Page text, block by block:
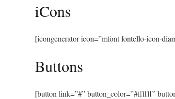
iCons
[icongenerator icon=”mfont fontello-icon-
Buttons
[button link=”#” button_color=”#ffffff”